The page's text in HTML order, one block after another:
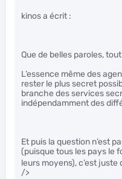
kinos a écrit :
Que de belles paroles,
L’essence même des
rester le plus secret
branche des services
indépendamment des
Et puis la question n’est
(puisque tous les pays le
leurs moyens), c’est juste
/>